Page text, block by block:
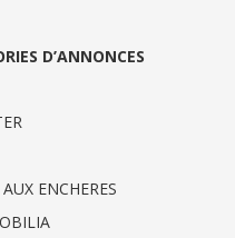
D’ANNONCES
ENCHERES